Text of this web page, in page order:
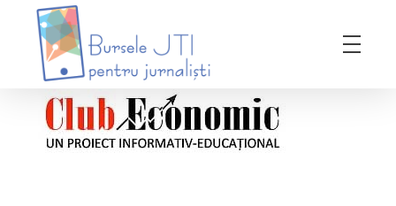
Bursele JTI pentru Jurnalisti
ediția 2018-2019